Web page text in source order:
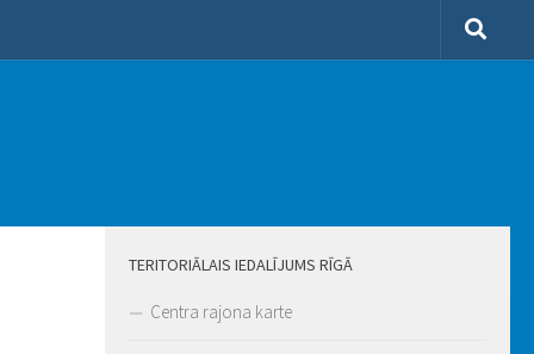
TERITORIĀLAIS IEDALĪJUMS RĪGĀ
Centra rajona karte